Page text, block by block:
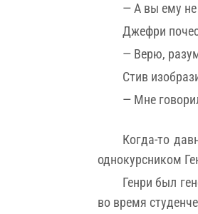
— А вы ему не
Джефри
— Верю,
Стив
— Мне
Когда-то
однокурсником
Генри был
во время